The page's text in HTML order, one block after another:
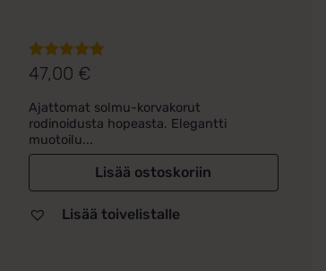
Arvostelu
5.00/ 5
47,00 €
Ajattomat solmu-korvakorut
rodinoidusta hopeasta. Elegantti
muotoilu...
Lisää ostoskoriin
Lisää toivelistalle